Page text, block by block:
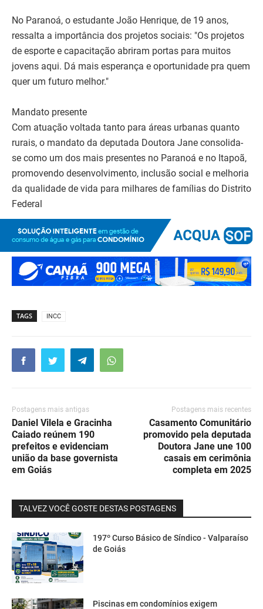
No Paranoá, o estudante João Henrique, de 19 anos,
ressalta a importância dos projetos sociais: "Os projetos
de esporte e capacitação abriram portas para muitos
jovens aqui. Dá mais esperança e oportunidade pra quem
quer um futuro melhor."
Mandato presente
Com atuação voltada tanto para áreas urbanas quanto
rurais, o mandato da deputada Doutora Jane consolida-
se como um dos mais presentes no Paranoá e no Itapoã,
promovendo desenvolvimento, inclusão social e melhoria
da qualidade de vida para milhares de famílias do Distrito
Federal
TAGS INCC
Postagens mais antigas
Daniel Vilela e Gracinha
Caiado reúnem 190
prefeitos e evidenciam
união da base governista
em Goiás
Postagens mais recentes
Casamento Comunitário
promovido pela deputada
Doutora Jane une 100
casais em cerimônia
completa em 2025
TALVEZ VOCÊ GOSTE DESTAS POSTAGENS
197º Curso Básico de Síndico - Valparaíso
de Goiás
Piscinas em condomínios exigem